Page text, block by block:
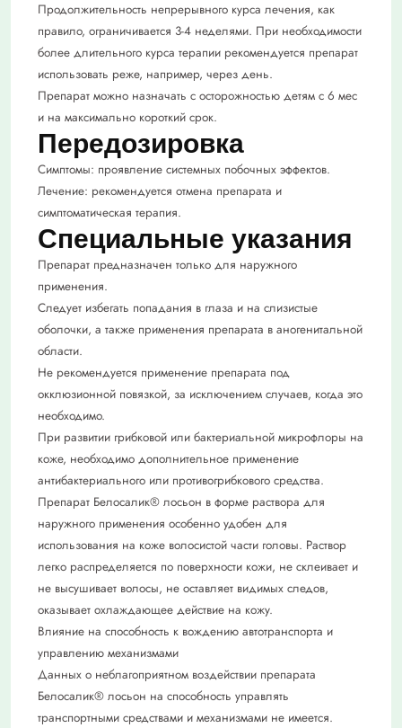
Продолжительность непрерывного курса лечения, как
правило, ограничивается 3-4 неделями. При необходимости
более длительного курса терапии рекомендуется препарат
использовать реже, например, через день.
Препарат можно назначать с осторожностью детям с 6 мес
и на максимально короткий срок.
Передозировка
Симптомы: проявление системных побочных эффектов.
Лечение: рекомендуется отмена препарата и
симптоматическая терапия.
Специальные указания
Препарат предназначен только для наружного
применения.
Следует избегать попадания в глаза и на слизистые
оболочки, а также применения препарата в аногенитальной
области.
Не рекомендуется применение препарата под
окклюзионной повязкой, за исключением случаев, когда это
необходимо.
При развитии грибковой или бактериальной микрофлоры на
коже, необходимо дополнительное применение
антибактериального или противогрибкового средства.
Препарат Белосалик® лосьон в форме раствора для
наружного применения особенно удобен для
использования на коже волосистой части головы. Раствор
легко распределяется по поверхности кожи, не склеивает и
не высушивает волосы, не оставляет видимых следов,
оказывает охлаждающее действие на кожу.
Влияние на способность к вождению автотранспорта и
управлению механизмами
Данных о неблагоприятном воздействии препарата
Белосалик® лосьон на способность управлять
транспортными средствами и механизмами не имеется.